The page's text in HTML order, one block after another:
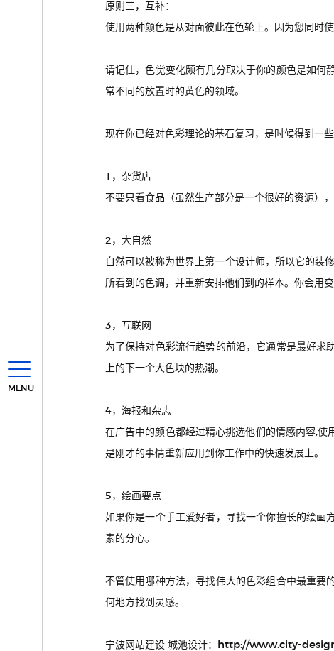
MENU
原则三，互补：
使用两种颜色是从对面彼此在色轮上。因为您同时
请记住，色觉变化颇有几分取决于你的颜色是如何
常不同的放置时的黄色的领域。
现在你已经对色彩理论的基石复习，是时候得到一
1，杂货店
不要只看食品（虽然生产部分是一个很好的资源）
2，大自然
自然可以被称为世界上第一个设计师，所以它的
所看到的色调，并重新安排他们到的样本。你会用
3，互联网
为了保持对色彩流行趋势的前沿，它通常是最好求
上的下一个大色块的热潮。
4，海报和杂志
在广告中的颜色都经过精心挑选他们的情感内容;
是刚才的事情重新应用到你工作中的快速发展上。
5，绘画要点
如果你是一个手工爱好者，寻找一个你擅长的绘画
素的分心。
不管使用哪种方法，寻找伟大的色彩组合中最重要
何地方找到灵感。
宁波网站建设 城池设计： http://www.city-